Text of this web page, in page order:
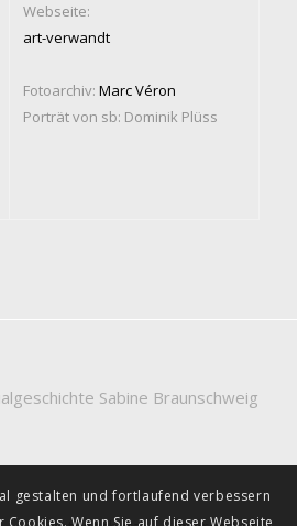
Webseite:
art-verwandt
Fotoarchiv: Marc Véron
Porträt von sb: Dominik Plüss
Sabine Braunschweig
gestalten und fortlaufend verbessern